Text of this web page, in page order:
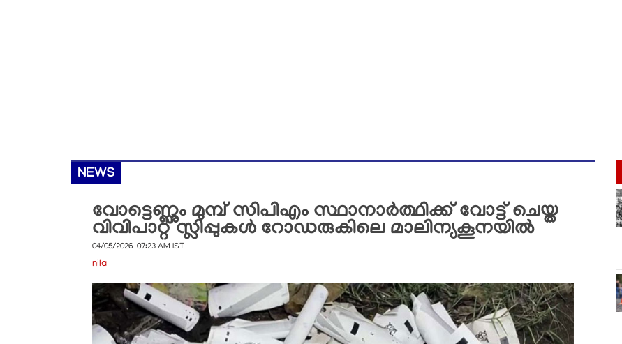
NEWS
വോട്ടെണ്ണും മുമ്പ് സിപിഎം സ്ഥാനാർത്ഥിക്ക് വോട്ട് ചെയ്ത
വിവിപാറ്റ് സ്ലിപ്പുകൾ റോഡരുകിലെ മാലിന്യകൂനയിൽ
04/05/2026 07:23 AM IST
nila